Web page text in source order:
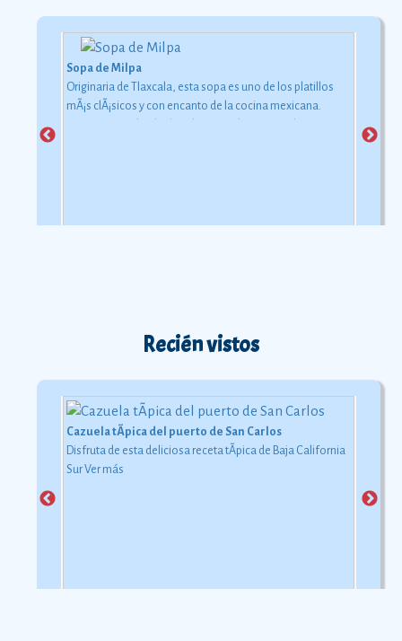
Sopa de Milpa
Originaria de Tlaxcala, esta sopa es uno de los platillos
mÃ¡s clÃ¡sicos y con encanto de la cocina mexicana.
Recién vistos
Cazuela tÃ­pica del puerto de San Carlos
Disfruta de esta deliciosa receta tÃ­pica de Baja California
SurVer más